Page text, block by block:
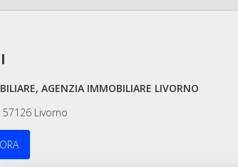
AGENZIA IMMOBILIARE LIVORNO
Livorno